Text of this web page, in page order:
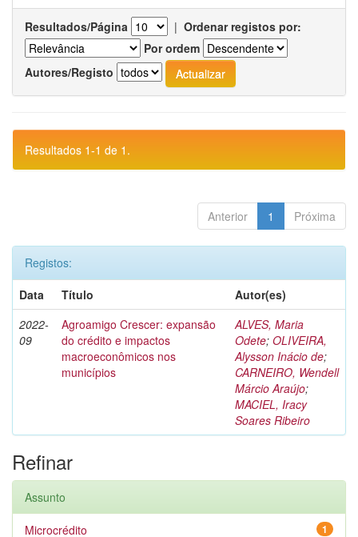
Resultados/Página | Ordenar registos por:
Por ordem
Autores/Registo
Resultados 1-1 de 1.
Anterior 1 Próxima
Registos:
Data
Título
Autor(es)
2022-
09
Agroamigo Crescer: expansão
do crédito e impactos
macroeconômicos nos
municípios
ALVES, Maria
Odete; OLIVEIRA,
Alysson Inácio de;
CARNEIRO, Wendell
Márcio Araújo;
MACIEL, Iracy
Soares Ribeiro
Refinar
Assunto
1
Microcrédito